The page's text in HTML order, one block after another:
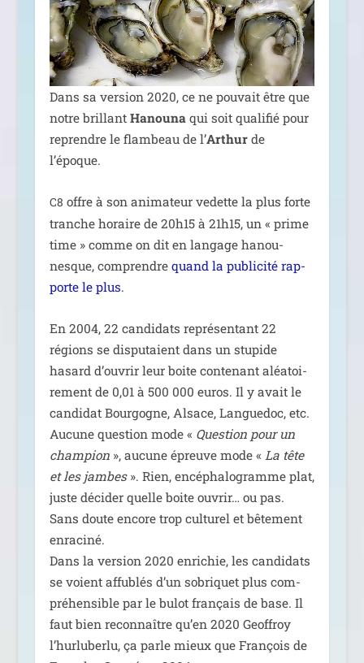
Dans sa ver­sion 2020, ce ne pou­vait être que
notre brillant Hanounaqui soit qua­li­fié pour
reprendre le flam­beau de l’Arthurde
l’époque.
C8 offre à son ani­ma­teur vedette la plus forte
tranche horaire de 20h15 à 21h15, un « prime
time » comme on dit en lan­gage hanou­
nesque, com­prendre quand la publi­ci­té rap­
porte le plus.
En 2004, 22 can­di­dats repré­sen­tant 22
régions se dis­pu­taient dans un stu­pide
hasard d’ou­vrir leur boite conte­nant aléa­toi­
re­ment de 0,01 à 500 000 euros. Il y avait le
can­di­dat Bourgogne, Alsace, Languedoc, etc.
Aucune ques­tion mode « Question pour un
cham­pion», aucune épreuve mode « La tête
et les jambes». Rien, encé­pha­lo­gramme plat,
juste déci­der quelle boite ouvrir… ou pas.
Sans doute encore trop cultu­rel et bête­ment
enra­ci­né.
Dans la ver­sion 2020 enri­chie, les can­di­dats
se voient affu­blés d’un sobri­quet plus com­
pré­hen­sible par le bulot fran­çais de base. Il
faut bien recon­naître qu’en 2020 Geoffroy
l’hur­lu­ber­lu, ça parle mieux que François de